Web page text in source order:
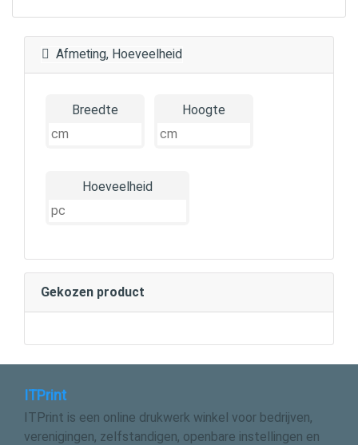
Afmeting, Hoeveelheid
Breedte Hoogte
Hoeveelheid
Gekozen product
ITPrint
ITPrint is een online drukwerk winkel voor bedrijven,
verenigingen, zelfstandigen, openbare instellingen en